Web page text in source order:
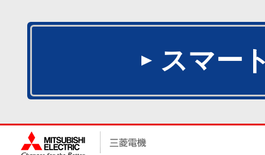
スマー